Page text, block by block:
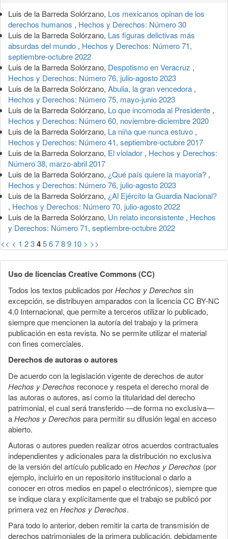
del
artículo
Luis de la Barreda Solórzano, Los mexicanos opinan de los
derechos humanos , Hechos y Derechos: Número 30
Luis de la Barreda Solórzano, Las figuras delictivas más
absurdas del mundo , Hechos y Derechos: Número 71,
septiembre-octubre 2022
Luis de la Barreda Solórzano, Despotismo en Veracruz ,
Hechos y Derechos: Número 76, julio-agosto 2023
Luis de la Barreda Solórzano, Abulia, la gran vencedora ,
Hechos y Derechos: Número 75, mayo-junio 2023
Luis de la Barreda Solórzano, Lo que incomoda al Presidente ,
Hechos y Derechos: Número 60, noviembre-diciembre 2020
Luis de la Barreda Solórzano, La niña que nunca estuvo ,
Hechos y Derechos: Número 41, septiembre-octubre 2017
Luis de la Barreda Solorzano, El violador , Hechos y Derechos:
Número 38, marzo-abril 2017
Luis de la Barreda Solórzano, ¿Qué país quiere la mayoría? ,
Hechos y Derechos: Número 76, julio-agosto 2023
Luis de la Barreda Solórzano, ¿Al Ejército la Guardia Nacional?
, Hechos y Derechos: Número 70, julio-agosto 2022
Luis de la Barreda Solórzano, Un relato inconsistente , Hechos
y Derechos: Número 71, septiembre-octubre 2022
<< < 1 23456789 10 > >>
Uso de licencias Creative Commons (CC)
Todos los textos publicados porHechos y Derechos sin
excepción, se distribuyen amparados con la licencia CC BY-NC
4.0 Internacional, que permite a terceros utilizar lo publicado,
siempre que mencionen la autoría del trabajo y la primera
publicación en esta revista. No se permite utilizar el material
con fines comerciales.
Derechos de autoras o autores
De acuerdo con la legislación vigente de derechos de autor
Hechos y Derechos reconoce y respeta el derecho moral de
las autoras o autores, así como la titularidad del derecho
patrimonial, el cual será transferido —de forma no exclusiva—
aHechos y Derechos para permitir su difusión legal en acceso
abierto.
Autoras o autores pueden realizar otros acuerdos contractuales
independientes y adicionales para la distribución no exclusiva
de la versión del artículo publicado enHechos y Derechos (por
ejemplo, incluirlo en un repositorio institucional o darlo a
conocer en otros medios en papel o electrónicos), siempre que
se indique clara y explícitamente que el trabajo se publicó por
primera vez enHechos y Derechos.
Para todo lo anterior, deben remitir la carta de transmisión de
derechos patrimoniales de la primera publicación, debidamente